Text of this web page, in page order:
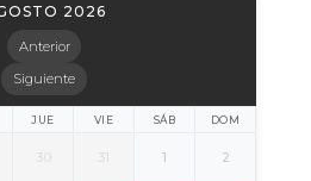
Anterior
2026
Siguiente
JUE VIE SÁB DOM
30 31 1 2